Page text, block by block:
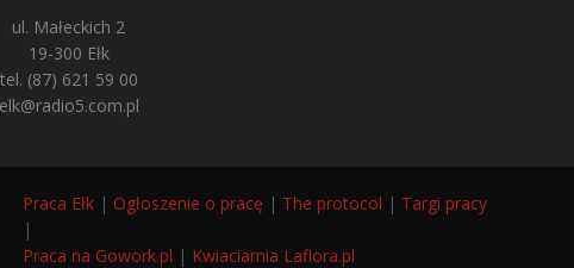
ul. Małeckich 2
19-300 Ełk
tel. (87) 621 59 00
elk@radio5.com.pl
Praca Ełk | Ogłoszenie o pracę | The protocol | Targi pracy
|
Praca na Gowork.pl | Kwiaciarnia Laflora.pl